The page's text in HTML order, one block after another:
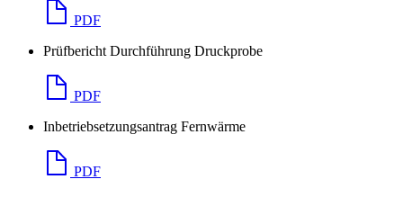
PDF
Prüfbericht Durchführung Druckprobe
PDF
Inbetriebsetzungsantrag Fernwärme
PDF